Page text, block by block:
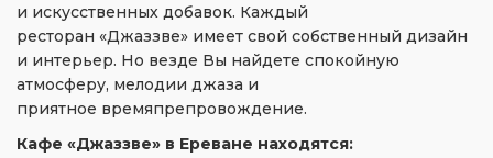
и искусственных добавок. Каждый
ресторан «Джаззве» имеет свой собственный дизайн
и интерьер. Но везде Вы найдете спокойную
атмосферу, мелодии джаза и
приятное времяпрепровождение.
Кафе «Джаззве» в Ереване находятся: